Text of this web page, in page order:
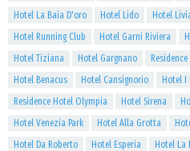
Hotel La Baia D'oro
Hotel Lido Hotel
Hotel Running Club
Hotel Garni Riviera
Hotel Tiziana
Hotel Gargnano
Hotel Benacus
Hotel Cansignorio Hotel I
Residence Hotel Olympia
Hotel Sirena
Hotel Venezia Park
Hotel Alla Grotta
Hotel Da Roberto
Hotel Esperia Hotel La